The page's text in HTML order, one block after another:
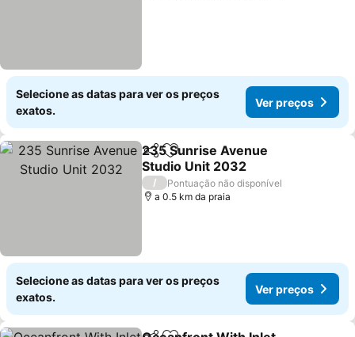
Selecione as datas para ver os preços
exatos.
Ver preços
PartilharAdicionar aos favoritos
235 Sunrise Avenue
Studio Unit 2032
/
Pontuação não disponível
a 0.5 km da praia
Selecione as datas para ver os preços
exatos.
Ver preços